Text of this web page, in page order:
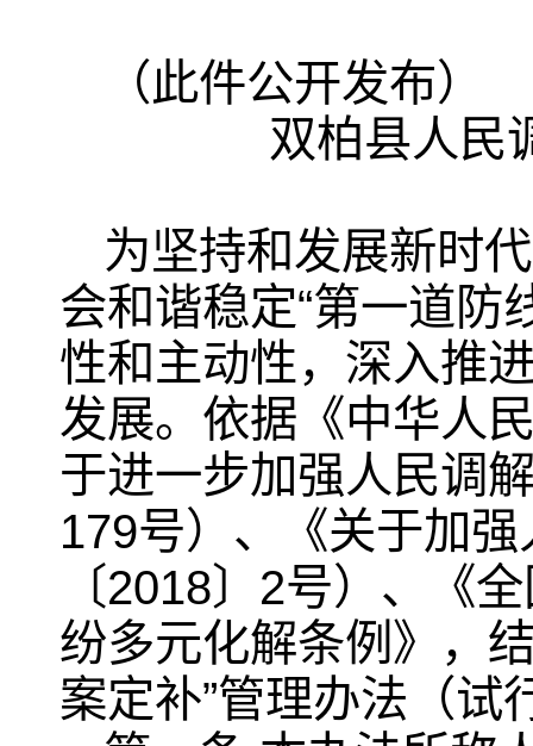
（此件公开发布）
双柏县人民
为坚持和发展新时
会和谐稳定“第一道防
性和主动性，深入推
发展。依据《中华人
于进一步加强人民调
179号）、《关于加
〔2018〕2号）、《
纷多元化解条例》，
案定补”管理办法（试